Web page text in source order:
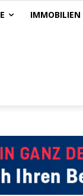
IMMOBILIEN